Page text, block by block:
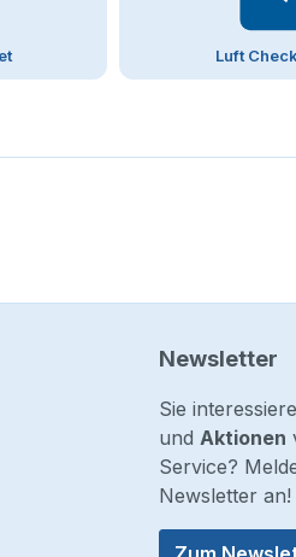
Luft
Newsletter
Sie
und Aktionen
Service?
Newsletter an!